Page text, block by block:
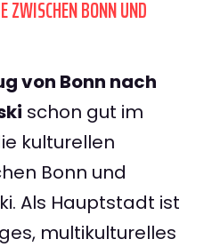
ZWISCHEN BONN UND
von Bonn nach
schon gut im
kulturellen
Bonn und
Als Hauptstadt ist
multikulturelles